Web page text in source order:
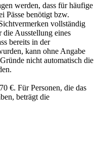
werden, dass für häufige
Pässe benötigt bzw.
vollständig
die Ausstellung eines
bereits in der
kann ohne Angabe
nicht automatisch die
€. Für Personen, die das
beträgt die